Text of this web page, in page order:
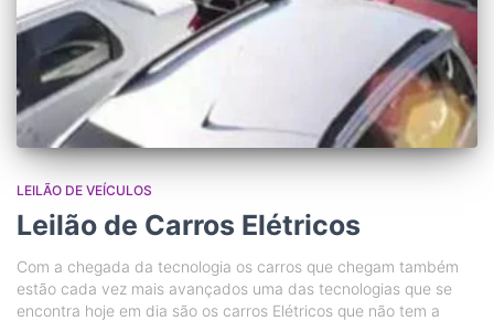
LEILÃO DE VEÍCULOS
Leilão de Carros Elétricos
Com a chegada da tecnologia os carros que chegam também
estão cada vez mais avançados uma das tecnologias que se
encontra hoje em dia são os carros Elétricos que não tem a